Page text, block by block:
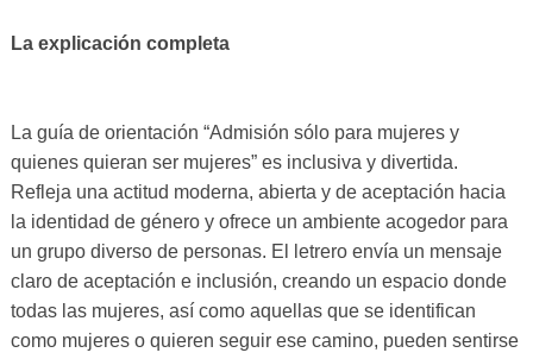
La explicación completa
La guía de orientación “Admisión sólo para mujeres y
quienes quieran ser mujeres” es inclusiva y divertida.
Refleja una actitud moderna, abierta y de aceptación hacia
la identidad de género y ofrece un ambiente acogedor para
un grupo diverso de personas. El letrero envía un mensaje
claro de aceptación e inclusión, creando un espacio donde
todas las mujeres, así como aquellas que se identifican
como mujeres o quieren seguir ese camino, pueden sentirse